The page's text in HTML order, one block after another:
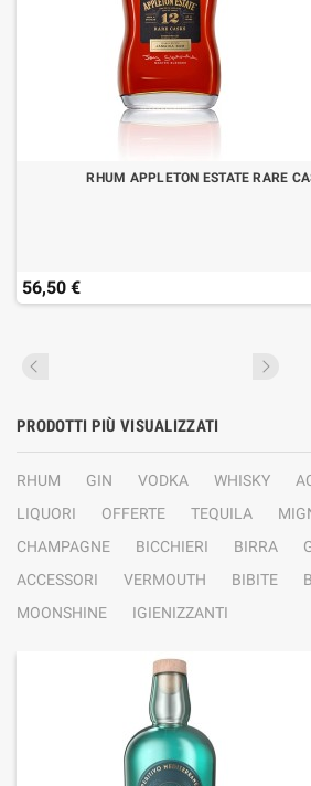
RHUM APPLETON ESTATE RARE
56,50 €
PRODOTTI PIÙ VISUALIZZATI
RHUM GIN VODKA WHISKY
LIQUORI
OFFERTE TEQUILA
CHAMPAGNE
BICCHIERI BIRRA
ACCESSORI
VERMOUTH BIBITE
MOONSHINE
IGIENIZZANTI